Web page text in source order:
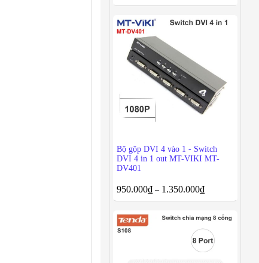
Bộ gộp DVI 4 vào 1 - Switch
DVI 4 in 1 out MT-VIKI MT-
DV401
950.000₫ – 1.350.000₫